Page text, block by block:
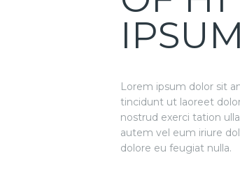
IPSUM
Lorem ipsum dolor sit
tincidunt ut laoreet
nostrud exerci tation
autem vel eum iriure
dolore eu feugiat nulla.